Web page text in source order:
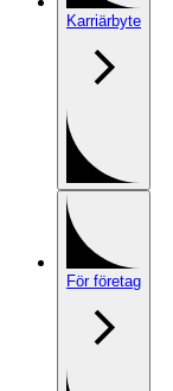
Karriärbyte
För företag